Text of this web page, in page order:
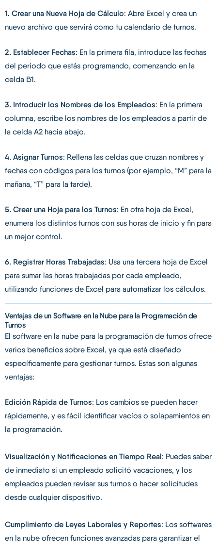
1. Crear una Nueva Hoja de Cálculo: Abre Excel y crea un
nuevo archivo que servirá como tu calendario de turnos.
2. Establecer Fechas: En la primera fila, introduce las fechas
del periodo que estás programando, comenzando en la
celda B1.
3. Introducir los Nombres de los Empleados: En la primera
columna, escribe los nombres de los empleados a partir de
la celda A2 hacia abajo.
4. Asignar Turnos: Rellena las celdas que cruzan nombres y
fechas con códigos para los turnos (por ejemplo, “M” para la
mañana, “T” para la tarde).
5. Crear una Hoja para los Turnos: En otra hoja de Excel,
enumera los distintos turnos con sus horas de inicio y fin para
un mejor control.
6. Registrar Horas Trabajadas: Usa una tercera hoja de Excel
para sumar las horas trabajadas por cada empleado,
utilizando funciones de Excel para automatizar los cálculos.
Ventajas de un Software en la Nube para la Programación de
Turnos
El software en la nube para la programación de turnos ofrece
varios beneficios sobre Excel, ya que está diseñado
específicamente para gestionar turnos. Estas son algunas
ventajas:
Edición Rápida de Turnos: Los cambios se pueden hacer
rápidamente, y es fácil identificar vacíos o solapamientos en
la programación.
Visualización y Notificaciones en Tiempo Real: Puedes saber
de inmediato si un empleado solicitó vacaciones, y los
empleados pueden revisar sus turnos o hacer solicitudes
desde cualquier dispositivo.
Cumplimiento de Leyes Laborales y Reportes: Los softwares
en la nube ofrecen funciones avanzadas para garantizar el